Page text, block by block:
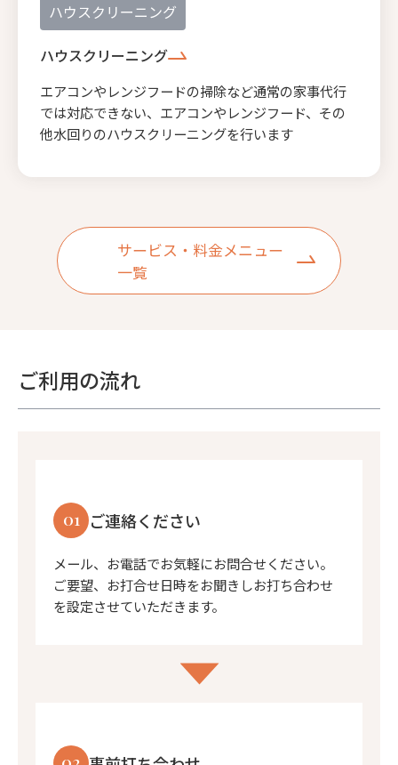
ハウスクリーニング
ハウスクリーニング
エアコンやレンジフードの掃除など通常の家事代行
では対応できない、エアコンやレンジフード、その
他水回りのハウスクリーニングを行います
サービス・料金メニュー
一覧
ご利用の流れ
01 ご連絡ください
メール、お電話でお気軽にお問合せください。
ご要望、お打合せ日時をお聞きしお打ち合わせ
を設定させていただきます。